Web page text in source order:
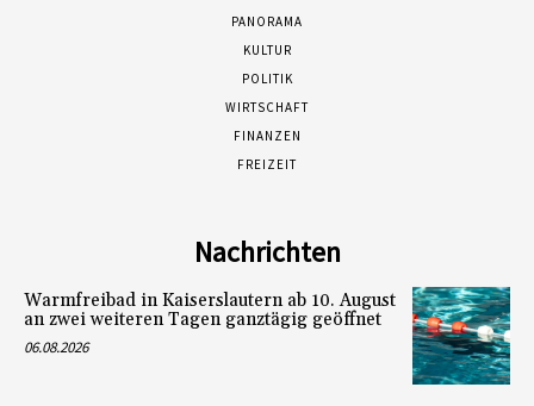
PANORAMA
KULTUR
POLITIK
WIRTSCHAFT
FINANZEN
FREIZEIT
Nachrichten
Warmfreibad in Kaiserslautern ab 10. August
an zwei weiteren Tagen ganztägig geöffnet
06.08.2026